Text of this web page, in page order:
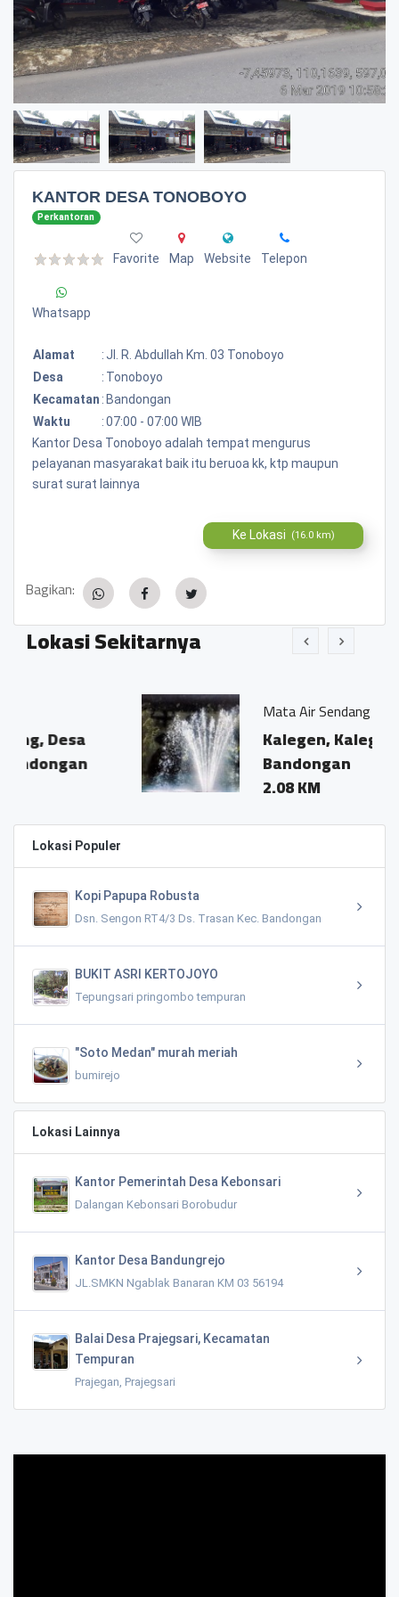
KANTOR DESA TONOBOYO
Perkantoran
Favorite Map Website Telepon
Whatsapp
Alamat : Jl. R. Abdullah Km. 03 Tonoboyo
Desa
: Tonoboyo
Kecamatan : Bandongan
Waktu
:07:00 - 07:00 WIB
Kantor Desa Tonoboyo adalah tempat mengurus
pelayanan masyarakat baik itu beruoa kk, ktp maupun
surat surat lainnya
Ke Lokasi (16.0 km)
Bagikan:
Lokasi Sekitarnya
Mata Air Sendang Kamulyan
Kalegen, Kalegen,
Bandongan
2.08 KM
Lokasi Populer
Kopi Papupa Robusta
Dsn. Sengon RT4/3 Ds. Trasan Kec. Bandongan
BUKIT ASRI KERTOJOYO
Tepungsari pringombo tempuran
"Soto Medan" murah meriah
bumirejo
Lokasi Lainnya
Kantor Pemerintah Desa Kebonsari
Dalangan Kebonsari Borobudur
Kantor Desa Bandungrejo
JL.SMKN Ngablak Banaran KM 03 56194
Balai Desa Prajegsari, Kecamatan
Tempuran
Prajegan, Prajegsari